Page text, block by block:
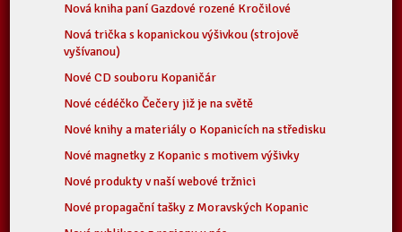
Nová kniha paní Gazdové rozené Kročilové
Nová trička s kopanickou výšivkou (strojově
vyšívanou)
Nové CD souboru Kopaničár
Nové cédéčko Čečery již je na světě
Nové knihy a materiály o Kopanicích na středisku
Nové magnetky z Kopanic s motivem výšivky
Nové produkty v naší webové tržnici
Nové propagační tašky z Moravských Kopanic